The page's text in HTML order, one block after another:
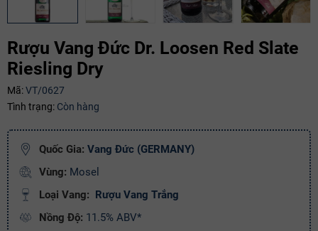
Rượu Vang Đức Dr. Loosen Red Slate
Riesling Dry
Mã:VT/0627
Tình trạng: Còn hàng
Quốc Gia: Vang Đức (GERMANY)
Vùng: Mosel
Loại Vang: Rượu Vang Trắng
Nồng Độ: 11.5% ABV*
Mã giảm giá:
Điều kiện:
Copy mã và nhập mã ở trang THANH TOÁN